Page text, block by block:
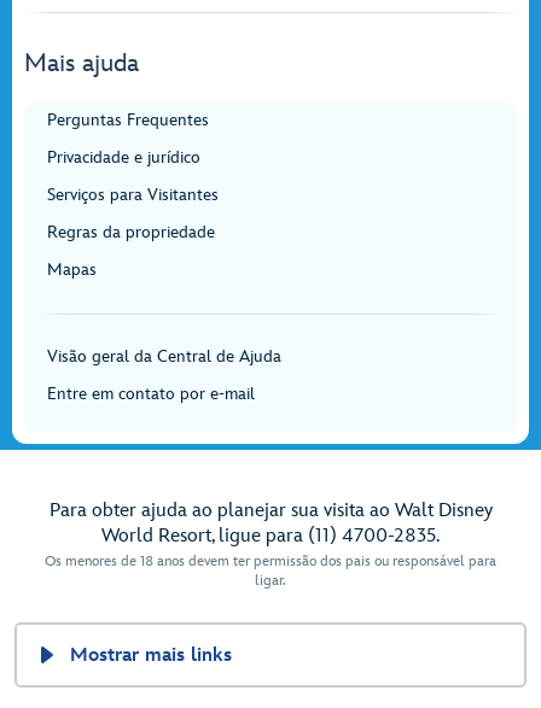
Mais ajuda
Perguntas Frequentes
Privacidade e jurídico
Serviços para Visitantes
Regras da propriedade
Mapas
Visão geral da Central de Ajuda
Entre em contato por e-mail
Para obter ajuda ao planejar sua visita ao Walt Disney
World Resort, ligue para (11) 4700-2835.
Os menores de 18 anos devem ter permissão dos pais ou responsável para
ligar.
Mostrar mais links